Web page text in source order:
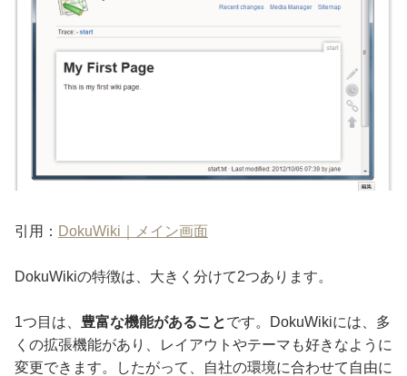
引用： DokuWiki｜メイン画面
DokuWikiの特徴は、大きく分けて2つあります。
1つ目は、 豊富な機能があることです。DokuWikiには、多
くの拡張機能があり、レイアウトやテーマも好きなように
変更できます。したがって、自社の環境に合わせて自由に